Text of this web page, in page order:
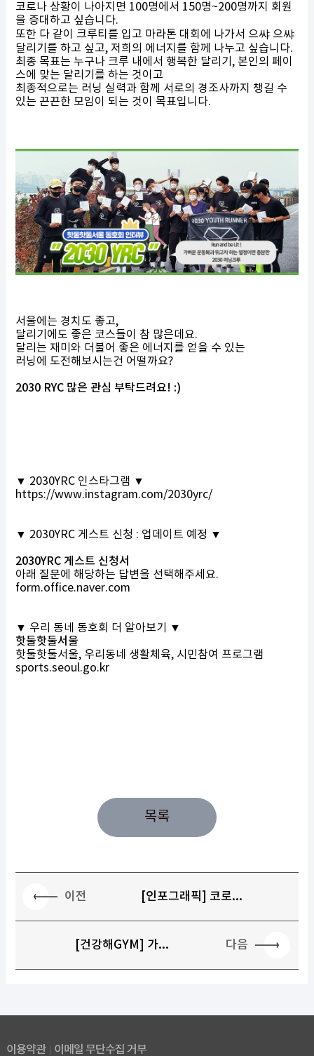
코로나 상황이 나아지면 100명에서 150명~200명까지 회원
을 증대하고 싶습니다.
또한 다 같이 크루티를 입고 마라톤 대회에 나가서 으쌰 으쌰
달리기를 하고 싶고, 저희의 에너지를 함께 나누고 싶습니다.
최종 목표는 누구나 크루 내에서 행복한 달리기, 본인의 페이
스에 맞는 달리기를 하는 것이고
최종적으로는 러닝 실력과 함께 서로의 경조사까지 챙길 수
있는 끈끈한 모임이 되는 것이 목표입니다.
서울에는 경치도 좋고,
달리기에도 좋은 코스들이 참 많은데요.
달리는 재미와 더불어 좋은 에너지를 얻을 수 있는
러닝에 도전해보시는건 어떨까요?
2030 RYC 많은 관심 부탁드려요! :)
▼ 2030YRC인스타그램 ▼
https://www.instagram.com/2030yrc/
▼ 2030YRC 게스트 신청 : 업데이트 예정 ▼
2030YRC 게스트 신청서
아래 질문에 해당하는 답변을 선택해주세요.
form.office.naver.com
▼ 우리 동네 동호회 더 알아보기 ▼
핫둘핫둘서울
핫둘핫둘서울, 우리동네 생활체육, 시민참여 프로그램
sports.seoul.go.kr
목록
이전 [인포그래픽] 코로...
[건강해GYM] 가... 다음
이용약관 이메일 무단수집 거부